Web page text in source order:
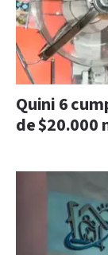
Quini 6
de $20.000